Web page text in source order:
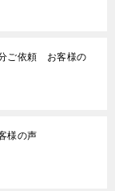
分ご依頼 お客様の
様の声